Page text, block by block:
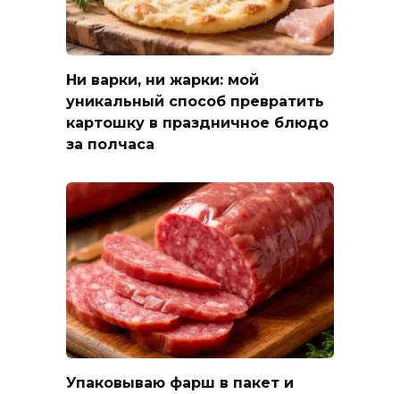
Ни варки, ни жарки: мой
уникальный способ превратить
картошку в праздничное блюдо
за полчаса
Упаковываю фарш в пакет и